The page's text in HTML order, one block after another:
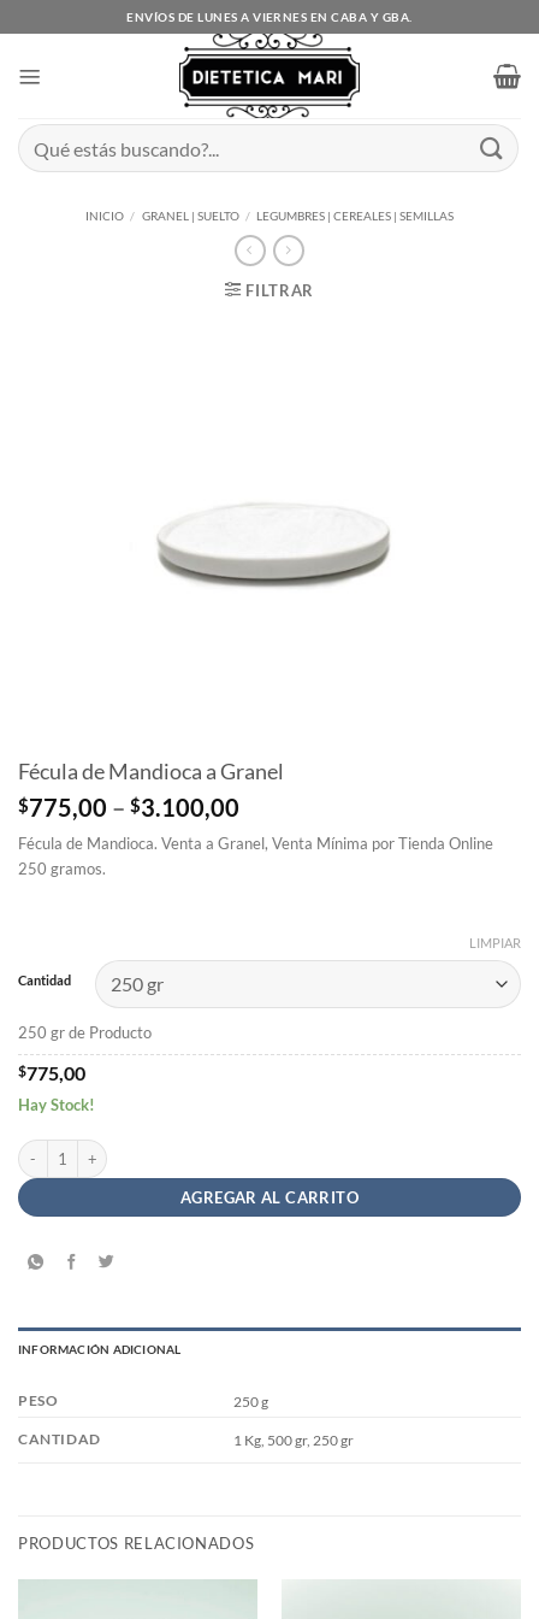
al
ENVÍOS DE LUNES A VIERNES EN CABA Y GBA.
Buscar
por:
INICIO / GRANEL | SUELTO / LEGUMBRES | CEREALES | SEMILLAS
FILTRAR
Fécula de Mandioca a Granel
$775,00 – $3.100,00
$775,00
Fécula de Mandioca. Venta a Granel, Venta Mínima por Tienda Online
250 gramos.
Cantidad
LIMPIAR
250 gr de Producto
$775,00
Hay Stock!
Fécula de Mandioca a Granel cantidad
AGREGAR AL CARRITO
INFORMACIÓN ADICIONAL
PESO 250 g
CANTIDAD 1 Kg, 500 gr, 250 gr
PRODUCTOS RELACIONADOS